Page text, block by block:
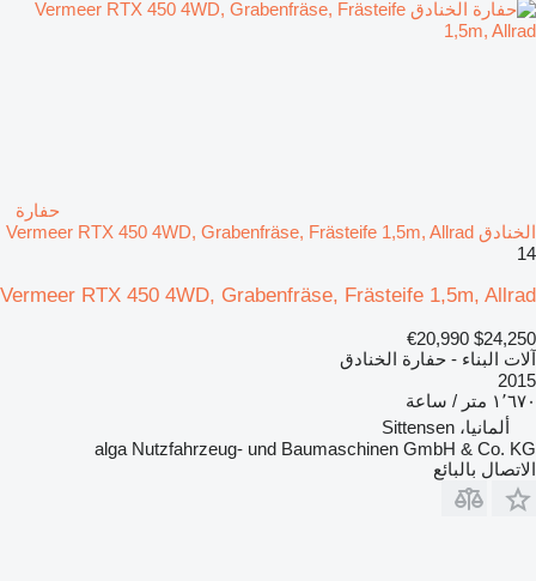
حفارة
الخنادق Vermeer RTX 450 4WD, Grabenfräse, Frästeife 1,5m, Allrad
14
Vermeer RTX 450 4WD, Grabenfräse, Frästeife 1,5m, Allrad
$24,250
€20,990
آلات البناء - حفارة الخنادق
2015
١٬٦٧٠ متر / ساعة
ألمانيا، Sittensen
alga Nutzfahrzeug- und Baumaschinen GmbH & Co. KG
الاتصال بالبائع